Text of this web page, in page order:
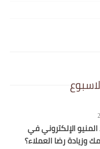
الإلكتروني في
رضا العملاء؟